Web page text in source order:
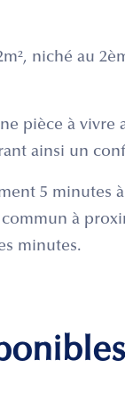
niché au
pièce à vivre
ainsi un
5 minutes
à
minutes.